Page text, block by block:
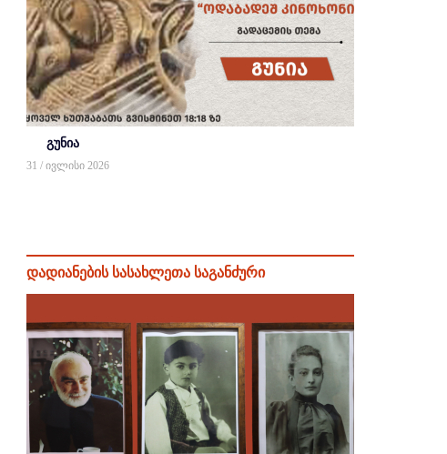
გუნია
31 / ივლისი 2026
დადიანების სასახლეთა საგანძური